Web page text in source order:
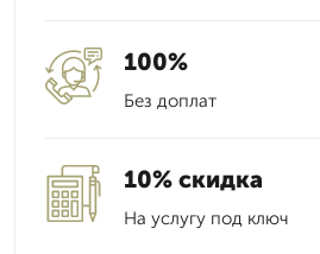
100%
Без доплат
10% скидка
На услугу под ключ